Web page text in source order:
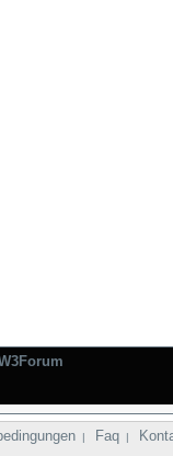
| Faq |